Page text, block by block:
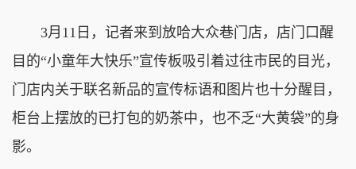
3月11日，记者来到放哈大众巷门店，店门口醒
目的“小童年大快乐”宣传板吸引着过往市民的目光，
门店内关于联名新品的宣传标语和图片也十分醒目，
柜台上摆放的已打包的奶茶中，也不乏“大黄袋”的身
影。